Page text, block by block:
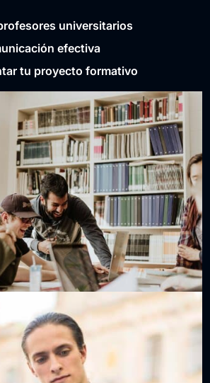
universitarios
efectiva
tu proyecto formativo